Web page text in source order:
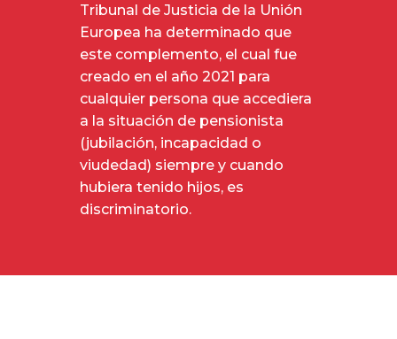
Tribunal de Justicia de la Unión
Europea ha determinado que
este complemento, el cual fue
creado en el año 2021 para
cualquier persona que accediera
a la situación de pensionista
(jubilación, incapacidad o
viudedad) siempre y cuando
hubiera tenido hijos, es
discriminatorio.